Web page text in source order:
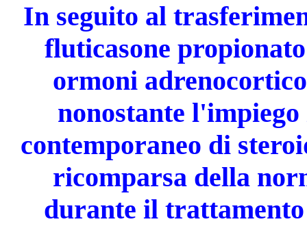
In seguito al
fluticasone
ormoni
nonostante
contemporaneo di
ricomparsa della
durante il